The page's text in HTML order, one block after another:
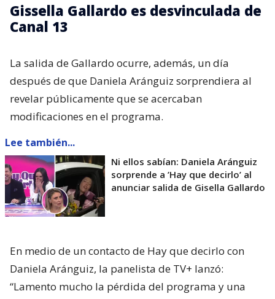
Gissella Gallardo es desvinculada de
Canal 13
La salida de Gallardo ocurre, además, un día
después de que Daniela Aránguiz sorprendiera al
revelar públicamente que se acercaban
modificaciones en el programa.
Lee también...
Ni ellos sabían: Daniela Aránguiz
sorprende a ’Hay que decirlo’ al
anunciar salida de Gisella Gallardo
En medio de un contacto de Hay que decirlo con
Daniela Aránguiz, la panelista de TV+ lanzó:
“Lamento mucho la pérdida del programa y una